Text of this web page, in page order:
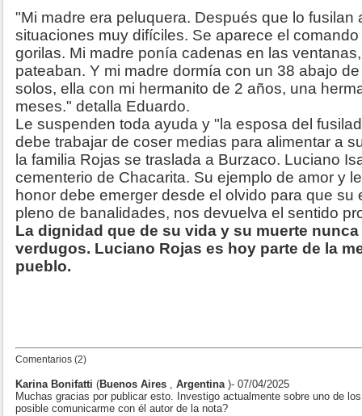
"Mi madre era peluquera. Después que lo fusilan
situaciones muy difíciles. Se aparece el
gorilas. Mi madre ponía cadenas en las
pateaban. Y mi madre dormía con un 38 abajo
solos, ella con mi hermanito de 2 años, una
meses." detalla Eduardo.
Le suspenden toda ayuda y "la esposa del
debe trabajar de coser medias para alimentar a
la familia Rojas se traslada a Burzaco. Luciano
cementerio de Chacarita. Su ejemplo de amor y
honor debe emerger desde el olvido para que su
pleno de banalidades, nos devuelva el sentido
La dignidad que de su vida y su muerte
verdugos. Luciano Rojas es hoy parte de la
pueblo.
Comentarios (2)
Karina Bonifatti (Buenos Aires , Argentina )- 07/04/2025
Muchas gracias por publicar esto. Investigo actualmente sobre uno de
posible comunicarme con él autor de la nota?